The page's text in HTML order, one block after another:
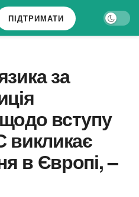
ПІДТРИМАТИ
за
вступу
викликає
в Європі, –